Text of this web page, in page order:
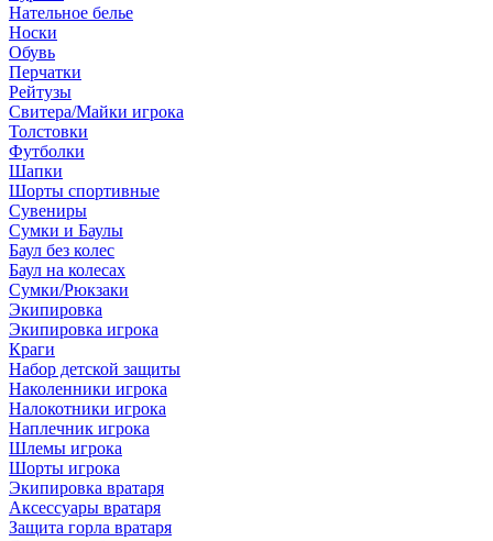
Нательное белье
Носки
Обувь
Перчатки
Рейтузы
Свитера/Майки игрока
Толстовки
Футболки
Шапки
Шорты спортивные
Сувениры
Сумки и Баулы
Баул без колес
Баул на колесах
Сумки/Рюкзаки
Экипировка
Экипировка игрока
Краги
Набор детской защиты
Наколенники игрока
Налокотники игрока
Наплечник игрока
Шлемы игрока
Шорты игрока
Экипировка вратаря
Аксессуары вратаря
Защита горла вратаря